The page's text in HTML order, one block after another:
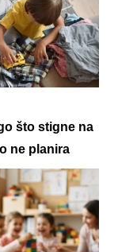
što stigne na
ne planira